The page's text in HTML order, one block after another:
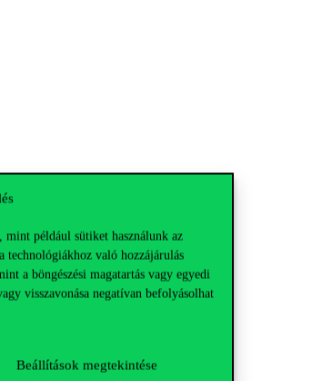
mint például sütiket használunk az
technológiákhoz való hozzájárulás
a böngészési magatartás vagy egyedi
visszavonása negatívan befolyásolhat
Beállítások megtekintése